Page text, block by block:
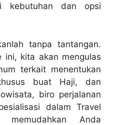
kebutuhan dan opsi
tanpa tantangan.
ini, kita akan mengulas
terkait menentukan
buat Haji, dan
biro perjalanan
dalam Travel
Anda